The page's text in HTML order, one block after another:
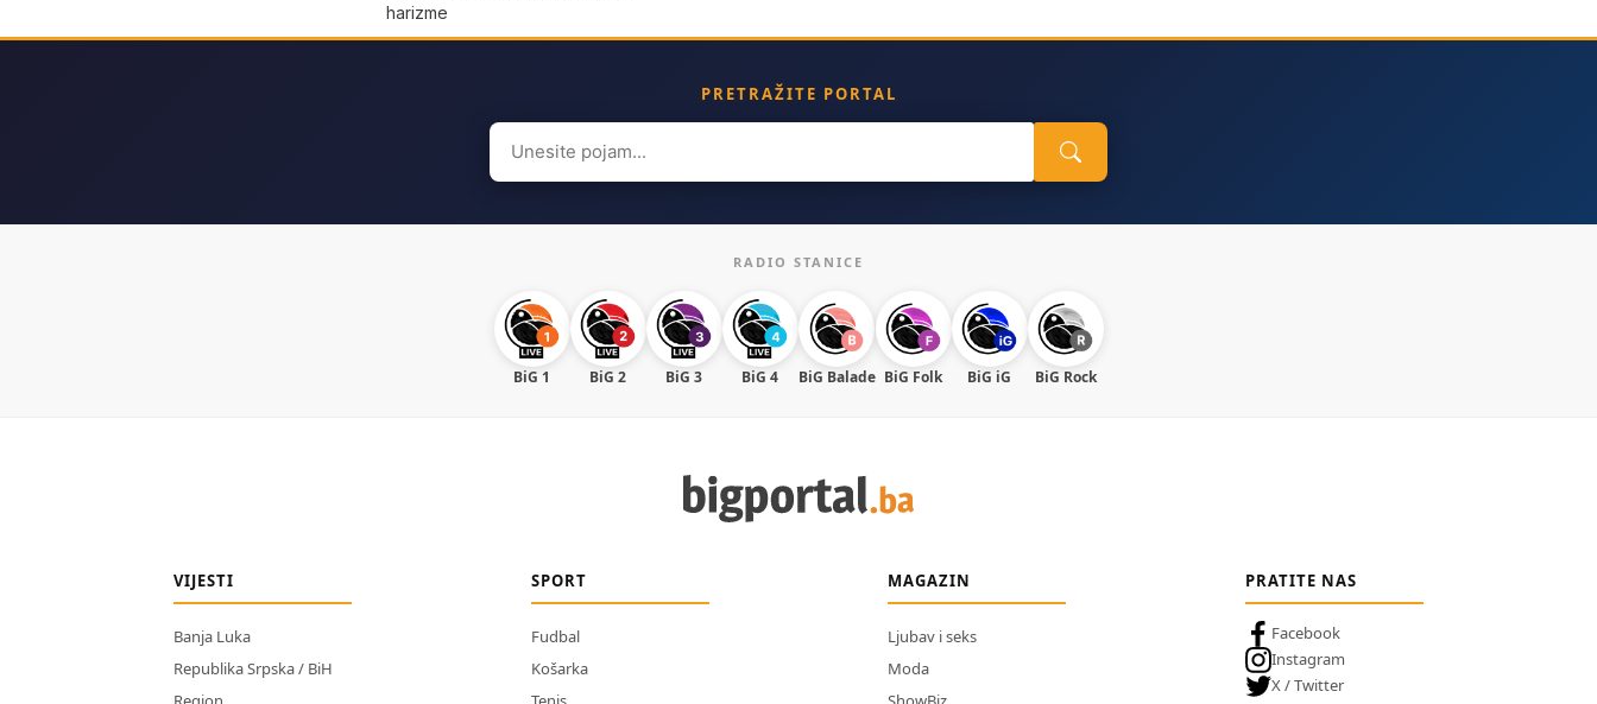
harizme
PRETRAŽITE PORTAL
Search
for:
RADIO STANICE
BiG 1 BiG 2 BiG 3 BiG 4 BiG Balade BiG Folk BiG iG BiG Rock
VIJESTI
Banja Luka
Republika Srpska / BiH
SPORT
Fudbal
Košarka
MAGAZIN
Ljubav i seks
Moda
PRATITE NAS
Facebook
Instagram
X / Twitter